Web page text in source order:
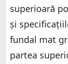
superioară
și
fundal mat
partea